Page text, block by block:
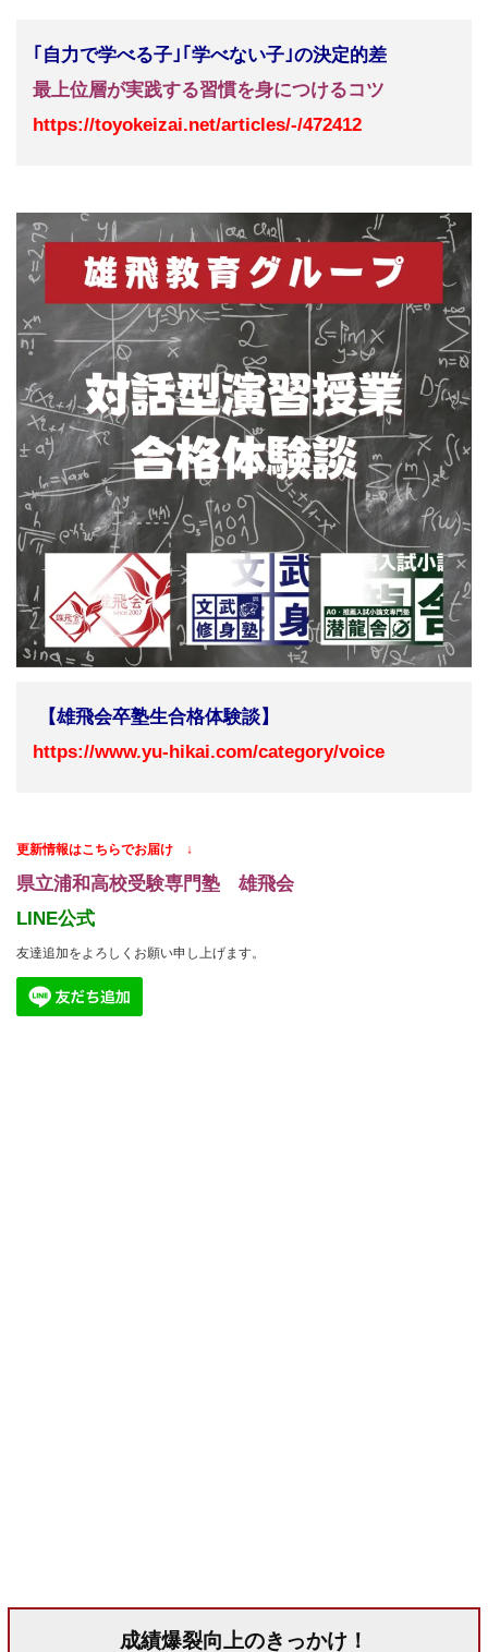
｢自力で学べる子｣｢学べない子｣の決定的差
最上位層が実践する習慣を身につけるコツ
https://toyokeizai.net/articles/-/472412
【雄飛会卒塾生合格体験談】
https://www.yu-hikai.com/category/voice
更新情報はこちらでお届け ↓
県立浦和高校受験専門塾 雄飛会
LINE公式
友達追加をよろしくお願い申し上げます。
成績爆裂向上のきっかけ！